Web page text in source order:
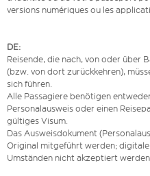
versions numériques ou les
DE:
Reisende, die nach, von oder über
(bzw. von dort zurückkehren),
sich führen.
Alle Passagiere benötigen
Personalausweis oder einen
gültiges Visum.
Das Ausweisdokument
Original mitgeführt werden;
Umständen nicht akzeptiert